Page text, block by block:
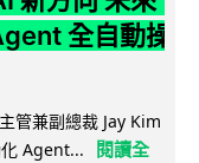
全自動操
管兼副總裁 Jay Kim
Agent...
閱讀全